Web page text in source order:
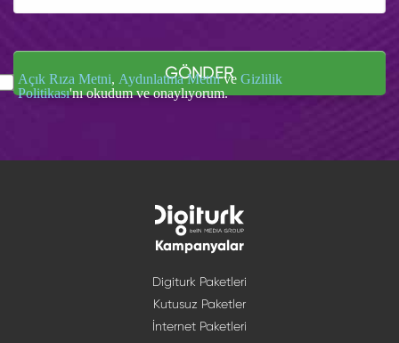
GÖNDER
Açık Rıza Metni, Aydınlatma Metnive Gizlilik
Politikası'nı okudum ve onaylıyorum.
Kampanyalar
Digiturk Paketleri
Kutusuz Paketler
İnternet Paketleri